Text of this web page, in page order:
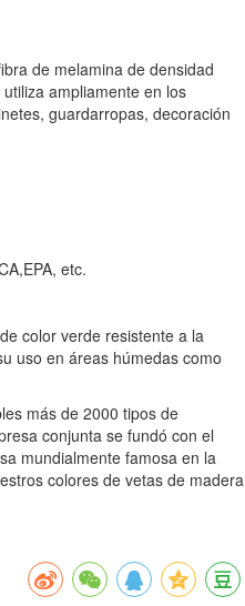
de melamina de densidad
ampliamente en los
guardarropas, decoración
etc.
color verde resistente a la
uso en áreas húmedas como
más de 2000 tipos de
conjunta se fundó con el
mundialmente famosa en la
colores de vetas de madera